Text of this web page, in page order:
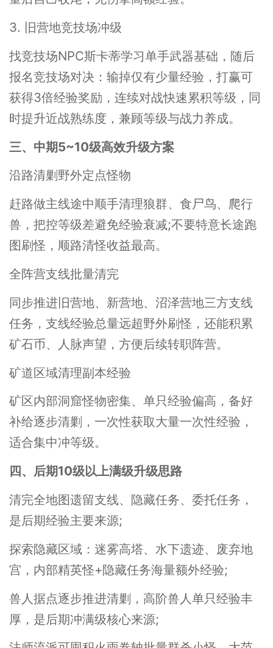
3. 旧营地竞技场冲级
找竞技场NPC斯卡蒂学习单手武器基础，随后
报名竞技场对决：输掉仅有少量经验，打赢可
获得3倍经验奖励，连续对战快速累积等级，同
时提升近战熟练度，兼顾等级与战力养成。
三、中期5~10级高效升级方案
沿路清剿野外定点怪物
赶路做主线途中顺手清理狼群、食尸鸟、爬行
兽，把控等级差避免经验衰减;不要特意长途跑
图刷怪，顺路清怪收益最高。
全阵营支线批量清完
同步推进旧营地、新营地、沼泽营地三方支线
任务，支线经验总量远超野外刷怪，还能积累
矿石币、人脉声望，方便后续转职阵营。
矿道区域清理副本经验
矿区内部洞窟怪物密集、单只经验偏高，备好
补给逐步清剿，一次性获取大量一次性经验，
适合集中冲等级。
四、后期10级以上满级升级思路
清完全地图遗留支线、隐藏任务、委托任务，
是后期经验主要来源;
探索隐藏区域：迷雾高塔、水下遗迹、废弃地
宫，内部精英怪+隐藏任务海量额外经验;
兽人据点逐步推进清剿，高阶兽人单只经验丰
厚，是后期冲满级核心来源;